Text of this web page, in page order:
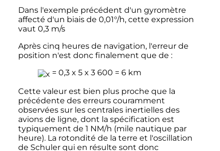
Dans l'exemple précédent d'un gyromètre
affecté d'un biais de 0,01°/h, cette expression
vaut 0,3 m/s
Après cinq heures de navigation, l'erreur de
position n'est donc finalement que de :
= 0,3 x 5 x 3 600 = 6 km
Cette valeur est bien plus proche que la
précédente des erreurs couramment
observées sur les centrales inertielles des
avions de ligne, dont la spécification est
typiquement de 1 NM/h (mile nautique par
heure). La rotondité de la terre et l'oscillation
de Schuler qui en résulte sont donc